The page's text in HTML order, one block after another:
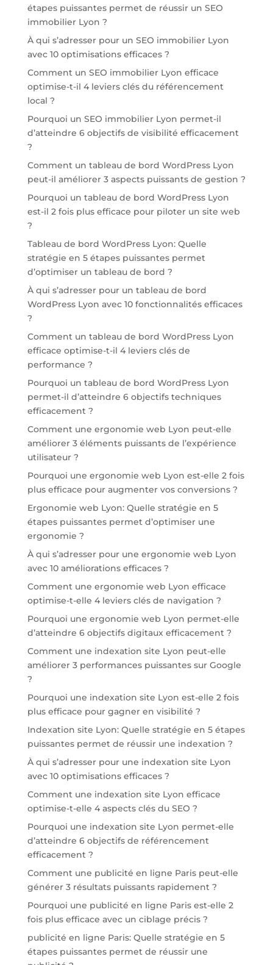
étapes puissantes permet de réussir un SEO
immobilier Lyon ?
À qui s’adresser pour un SEO immobilier Lyon
avec 10 optimisations efficaces ?
Comment un SEO immobilier Lyon efficace
optimise-t-il 4 leviers clés du référencement
local ?
Pourquoi un SEO immobilier Lyon permet-il
d’atteindre 6 objectifs de visibilité efficacement
?
Comment un tableau de bord WordPress Lyon
peut-il améliorer 3 aspects puissants de gestion ?
Pourquoi un tableau de bord WordPress Lyon
est-il 2 fois plus efficace pour piloter un site web
?
Tableau de bord WordPress Lyon: Quelle
stratégie en 5 étapes puissantes permet
d’optimiser un tableau de bord ?
À qui s’adresser pour un tableau de bord
WordPress Lyon avec 10 fonctionnalités efficaces
?
Comment un tableau de bord WordPress Lyon
efficace optimise-t-il 4 leviers clés de
performance ?
Pourquoi un tableau de bord WordPress Lyon
permet-il d’atteindre 6 objectifs techniques
efficacement ?
Comment une ergonomie web Lyon peut-elle
améliorer 3 éléments puissants de l’expérience
utilisateur ?
Pourquoi une ergonomie web Lyon est-elle 2 fois
plus efficace pour augmenter vos conversions ?
Ergonomie web Lyon: Quelle stratégie en 5
étapes puissantes permet d’optimiser une
ergonomie ?
À qui s’adresser pour une ergonomie web Lyon
avec 10 améliorations efficaces ?
Comment une ergonomie web Lyon efficace
optimise-t-elle 4 leviers clés de navigation ?
Pourquoi une ergonomie web Lyon permet-elle
d’atteindre 6 objectifs digitaux efficacement ?
Comment une indexation site Lyon peut-elle
améliorer 3 performances puissantes sur Google
?
Pourquoi une indexation site Lyon est-elle 2 fois
plus efficace pour gagner en visibilité ?
Indexation site Lyon: Quelle stratégie en 5 étapes
puissantes permet de réussir une indexation ?
À qui s’adresser pour une indexation site Lyon
avec 10 optimisations efficaces ?
Comment une indexation site Lyon efficace
optimise-t-elle 4 aspects clés du SEO ?
Pourquoi une indexation site Lyon permet-elle
d’atteindre 6 objectifs de référencement
efficacement ?
Comment une publicité en ligne Paris peut-elle
générer 3 résultats puissants rapidement ?
Pourquoi une publicité en ligne Paris est-elle 2
fois plus efficace avec un ciblage précis ?
publicité en ligne Paris: Quelle stratégie en 5
étapes puissantes permet de réussir une